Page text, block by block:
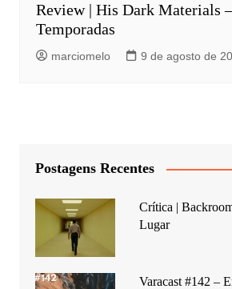
Review | His Dark Materials –
Temporadas
marciomelo 9 de agosto de
Postagens Recentes
Crítica |
Lugar
Varacast #142 –